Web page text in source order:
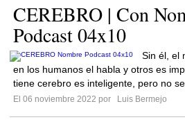
CEREBRO | Con
Podcast 04x10
Sin él, el
en los humanos el habla y otros es
tiene cerebro es inteligente, pero no
El 06 noviembre 2022 por
Luis Bermejo